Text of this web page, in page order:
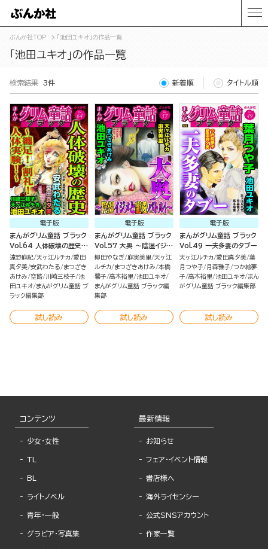
ぶんか社TOP 「池田ユキオ」の作品一覧
「池田ユキオ」の作品一覧
検索結果 3件 新着順 タイトル順
電子版
まんがグリム童話 ブラック
Vol.64 人体破壊の歴史
～纏足！ 割礼！ 人体実
験！
遠野麻紀 天ヶ江ルチカ 愛田
真夕美 安武わたる
まつざき
あけみ
空路 川崎三枝子 池
田ユキオ まんがグリム童話 ブ
ラック編集部
試し読み
電子版
まんがグリム童話 ブラック
Vol.57 大奥 ～陰湿イジメ
と寵愛バトル！～
柳田やなぎ 麻実美里 天ヶ江
ルチカ
まつざきあけみ 本橋
馨子 高木裕里 池田ユキオ
まんがグリム童話 ブラック編
集部
試し読み
電子版
まんがグリム童話 ブラック
Vol.49 一夫多妻のタブー
天ヶ江ルチカ 愛田真夕美 葉
月つや子 月森雅子 つか絵夢
子 高木裕里 池田ユキオ まん
がグリム童話 ブラック編集部
試し読み
コンテンツ
少女・女性
TL
BL
ライトノベル
青年・一般
グラビア・写真集
最新情報
お知らせ
フェア・イベント情報
書店様へ
海外ライセンシー
公式SNSアカウント
作家一覧